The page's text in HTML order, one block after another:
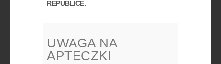
REPUBLICE.
UWAGA NA
APTECZKI